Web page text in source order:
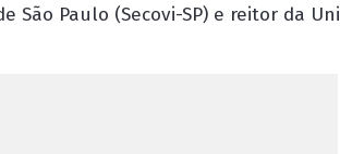
São Paulo (Secovi-SP) e reitor da